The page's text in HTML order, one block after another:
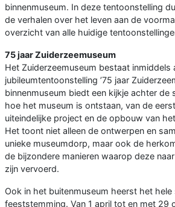
binnenmuseum. In deze tentoonstelling
de verhalen over het leven aan de
overzicht van alle huidige
75 jaar Zuiderzeemuseum
Het Zuiderzeemuseum bestaat inmiddels
jubileumtentoonstelling ’75 jaar
binnenmuseum biedt een kijkje achter de
hoe het museum is ontstaan, van de
uiteindelijke project en de opbouw van
Het toont niet alleen de ontwerpen en
unieke museumdorp, maar ook de
de bijzondere manieren waarop deze
zijn vervoerd.
Ook in het buitenmuseum heerst het hele
feeststemming. Van 1 april tot en met 29